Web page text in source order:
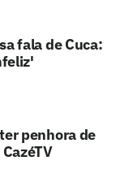
fala de Cuca:
penhora de